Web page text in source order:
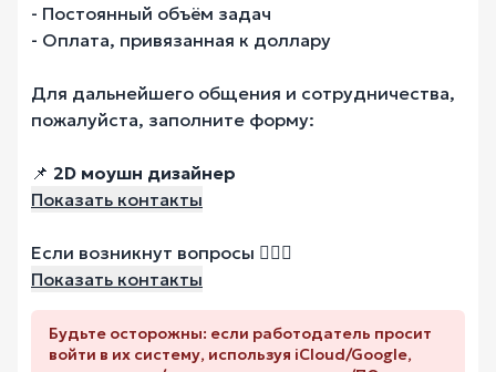
- Постоянный объём задач
- Оплата, привязанная к доллару
Для дальнейшего общения и сотрудничества,
пожалуйста, заполните форму:
📌 2D моушн дизайнер
Показать контакты
Если возникнут вопросы 🧚🏻‍♀️
Показать контакты
Будьте осторожны: если работодатель просит
войти в их систему, используя iCloud/Google,